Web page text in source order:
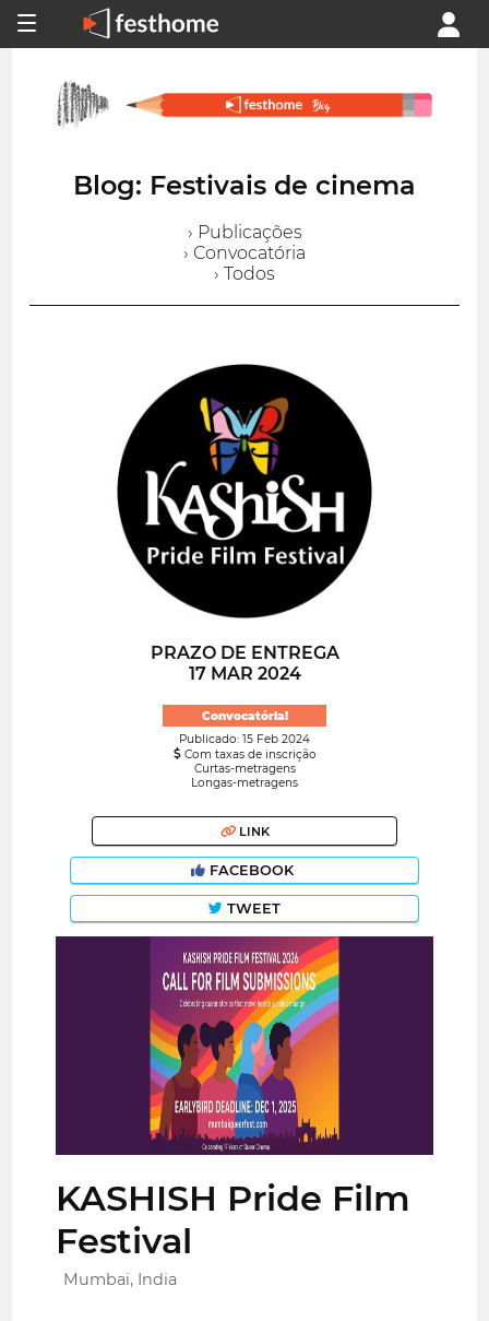
Blog: Festivais de cinema
› Publicações
› Convocatória
› Todos
PRAZO DE ENTREGA
17 MAR 2024
Convocatória!
Publicado: 15 Feb 2024
Com taxas de inscrição
Curtas-metragens
Longas-metragens
LINK
FACEBOOK
TWEET
KASHISH Pride Film
Festival
Mumbai, India